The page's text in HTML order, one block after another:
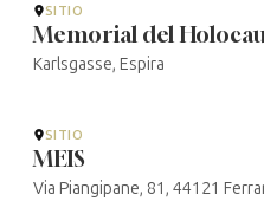
SITIO
Memorial del
Karlsgasse, Espira
SITIO
MEIS
Via Piangipane, 81, 44121